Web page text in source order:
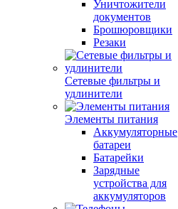
Уничтожители
документов
Брошюровщики
Резаки
Сетевые фильтры и
удлинители
Элементы питания
Аккумуляторные
батареи
Батарейки
Зарядные
устройства для
аккумуляторов